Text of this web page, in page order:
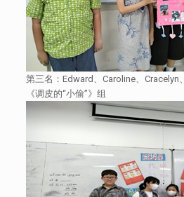
第三名：Edward、Caroline、Cracelyn
《调皮的“小偷”》组